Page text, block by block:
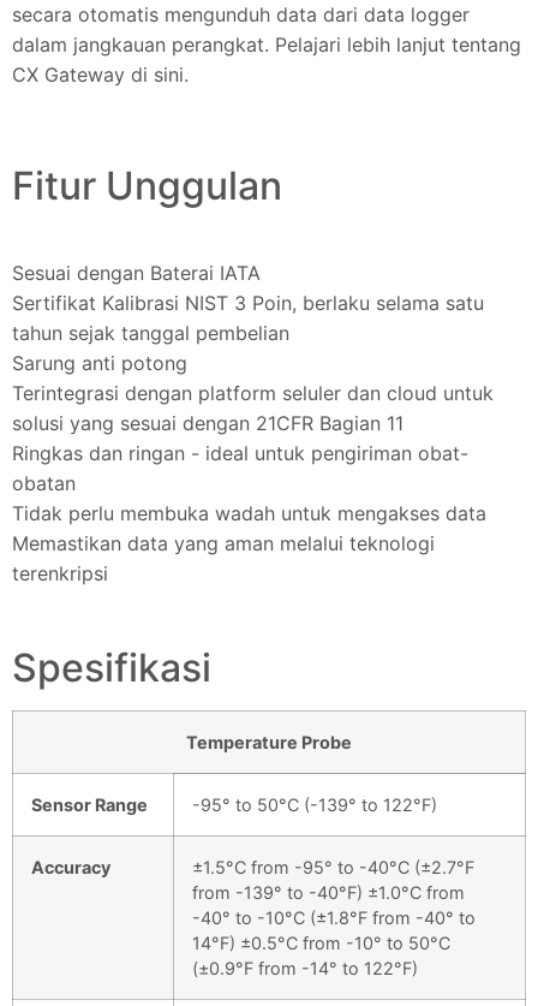
secara otomatis mengunduh data dari data logger
dalam jangkauan perangkat. Pelajari lebih lanjut tentang
CX Gateway di sini.
Fitur Unggulan
Sesuai dengan Baterai IATA
Sertifikat Kalibrasi NIST 3 Poin, berlaku selama satu
tahun sejak tanggal pembelian
Sarung anti potong
Terintegrasi dengan platform seluler dan cloud untuk
solusi yang sesuai dengan 21CFR Bagian 11
Ringkas dan ringan - ideal untuk pengiriman obat-
obatan
Tidak perlu membuka wadah untuk mengakses data
Memastikan data yang aman melalui teknologi
terenkripsi
Spesifikasi
Temperature Probe
Sensor Range -95° to 50°C (-139° to 122°F)
Accuracy
±1.5°C from -95° to -40°C (±2.7°F
from -139° to -40°F) ±1.0°C from
-40° to -10°C (±1.8°F from -40° to
14°F) ±0.5°C from -10° to 50°C
(±0.9°F from -14° to 122°F)